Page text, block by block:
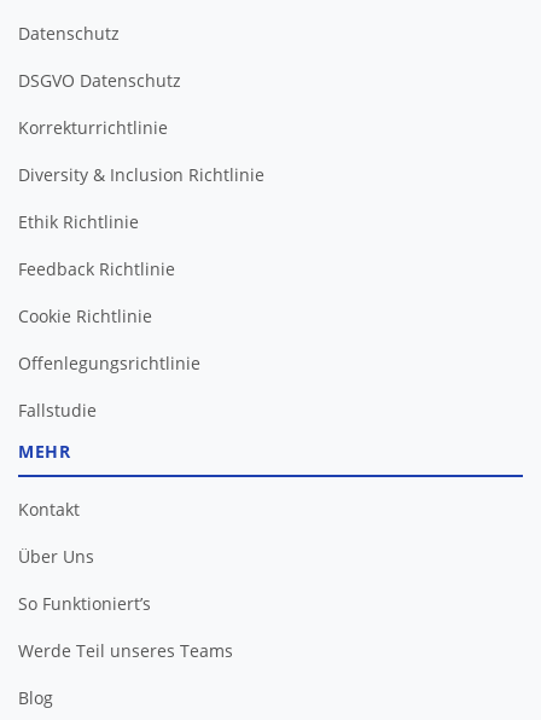
Datenschutz
DSGVO Datenschutz
Korrekturrichtlinie
Diversity & Inclusion Richtlinie
Ethik Richtlinie
Feedback Richtlinie
Cookie Richtlinie
Offenlegungsrichtlinie
Fallstudie
MEHR
Kontakt
Über Uns
So Funktioniert’s
Werde Teil unseres Teams
Blog